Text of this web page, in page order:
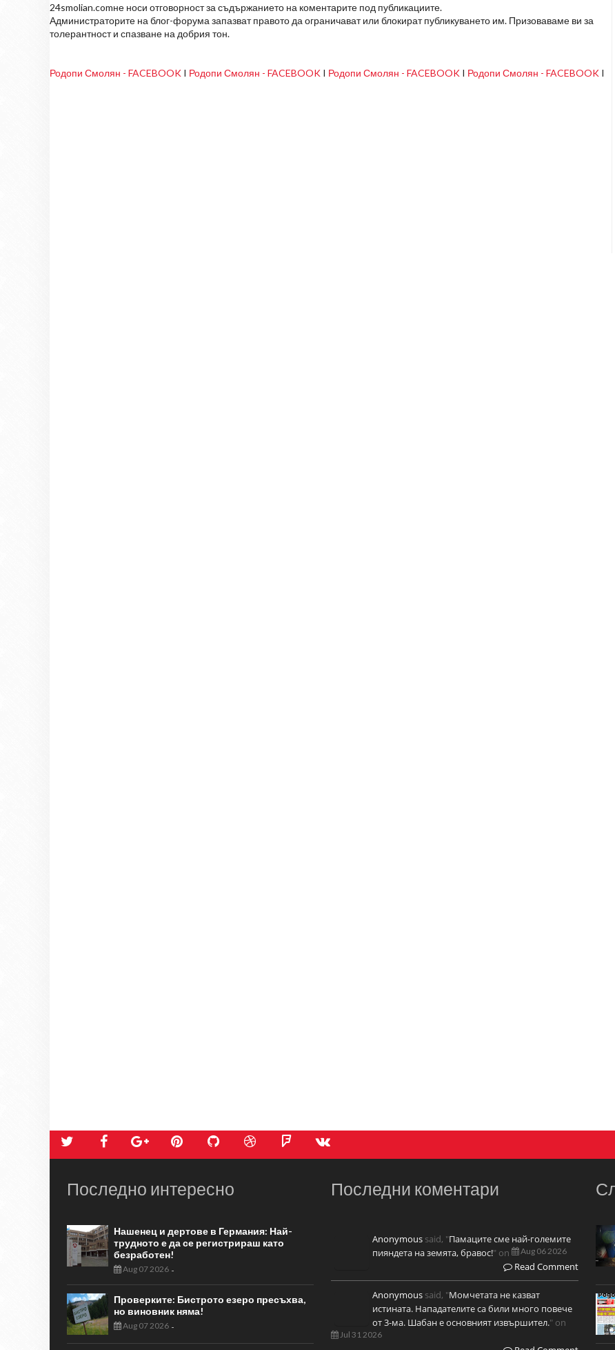
24smolian.comне носи отговорност за съдържанието на коментарите под публикациите.
Администраторите на блог-форума запазват правото да ограничават или блокират публикуването им. Призоваваме ви за
толерантност и спазване на добрия тон.
Родопи Смолян - FACEBOOK I Родопи Смолян - FACEBOOK I Родопи Смолян - FACEBOOK I Родопи Смолян - FACEBOOK I
Последно интересно
Нашенец и дертове в Германия: Най-
трудното е да се регистрираш като
безработен!
Aug 07 2026 -
Проверките: Бистрото езеро пресъхва,
но виновник няма!
Aug 07 2026 -
Последни коментари
Anonymous said, "Памаците сме най-големите
пияндета на земята, бравос!" on Aug 06 2026
Read Comment
Anonymous said, "Момчетата не казват
истината. Нападателите са били много повече
от 3-ма. Шабан е основният извършител." on
Jul 31 2026